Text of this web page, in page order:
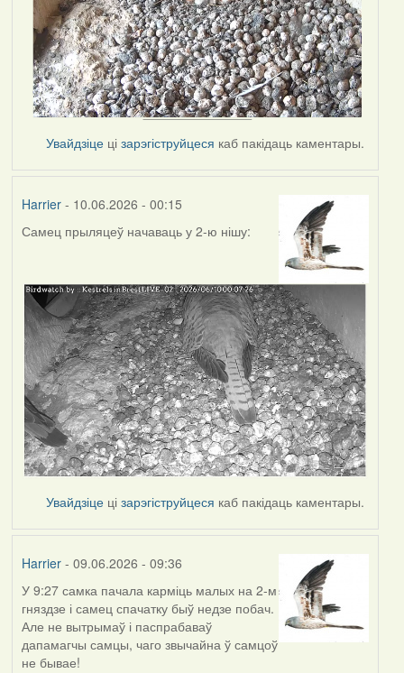
Увайдзіце цізарэгіструйцеся каб пакідаць каментары.
Harrier- 10.06.2026 - 00:15
Самец прыляцеў начаваць у 2-ю нішу:
Увайдзіце цізарэгіструйцеся каб пакідаць каментары.
Harrier- 09.06.2026 - 09:36
У 9:27 самка пачала карміць малых на 2-м
гняздзе і самец спачатку быў недзе побач.
Але не вытрымаў і паспрабаваў
дапамагчы самцы, чаго звычайна ў самцоў
не бывае!